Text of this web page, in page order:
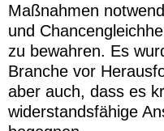
Maßnahmen
und
zu bewahren. Es
Branche vor
aber auch, dass es
widerstandsfähige